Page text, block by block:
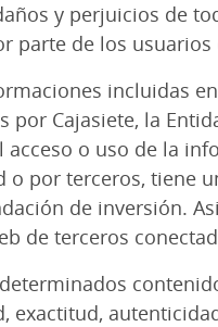
y perjuicios de
parte de los usuarios
incluidas
por Cajasiete, la
o uso de la
o por terceros, tiene
de inversión.
de terceros
exactitud,